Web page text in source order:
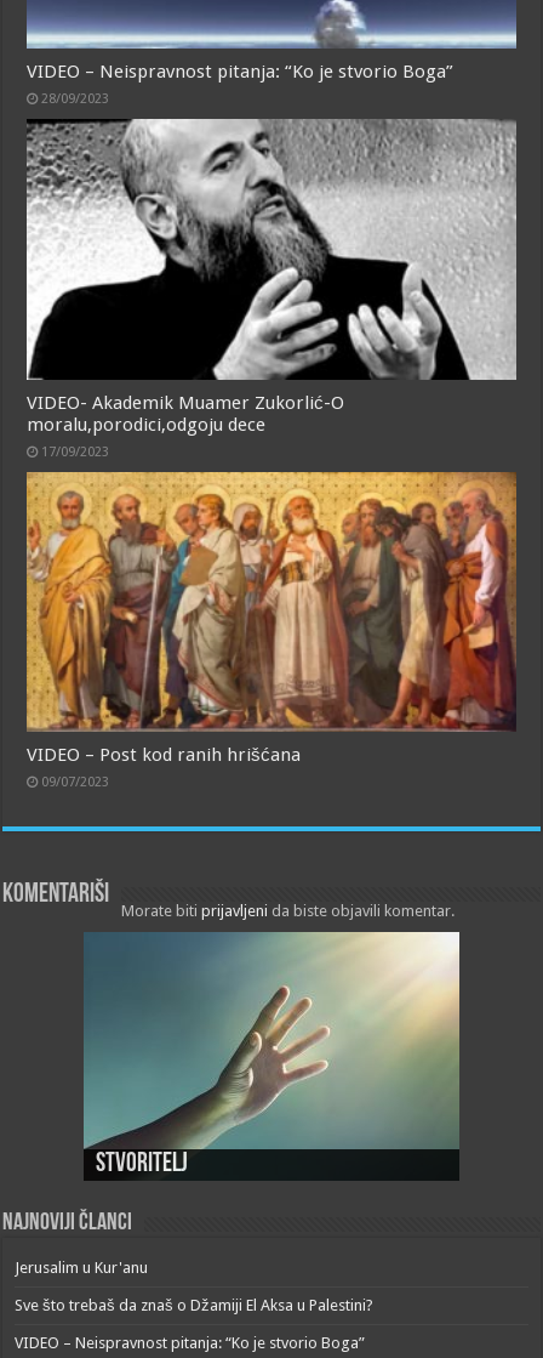
VIDEO – Neispravnost pitanja: “Ko je stvorio Boga”
28/09/2023
VIDEO- Akademik Muamer Zukorlić-O
moralu,porodici,odgoju dece
17/09/2023
VIDEO – Post kod ranih hrišćana
09/07/2023
Komentariši
Morate bitiprijavljeni da biste objavili komentar.
Stvoritelj
Najnoviji članci
Jerusalim u Kur'anu
Sve što trebaš da znaš o Džamiji El Aksa u Palestini?
VIDEO – Neispravnost pitanja: “Ko je stvorio Boga”